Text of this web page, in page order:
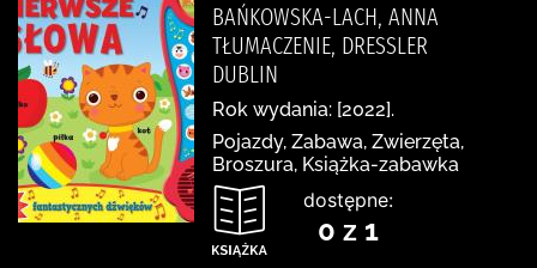
BAŃKOWSKA-LACH, ANNA
TŁUMACZENIE, DRESSLER
DUBLIN
Rok wydania: [2022].
Pojazdy, Zabawa, Zwierzęta,
Broszura, Książka-zabawka
dostępne:
0 z 1